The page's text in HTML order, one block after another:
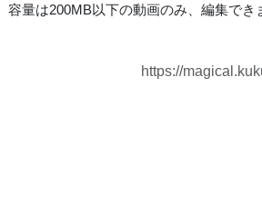
容量は200MB以下の動画のみ、編集でき
https://